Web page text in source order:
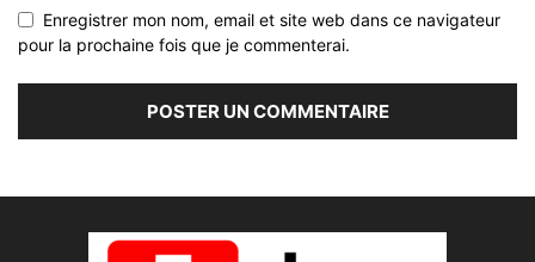
Enregistrer mon nom, email et site web dans ce navigateur
pour la prochaine fois que je commenterai.